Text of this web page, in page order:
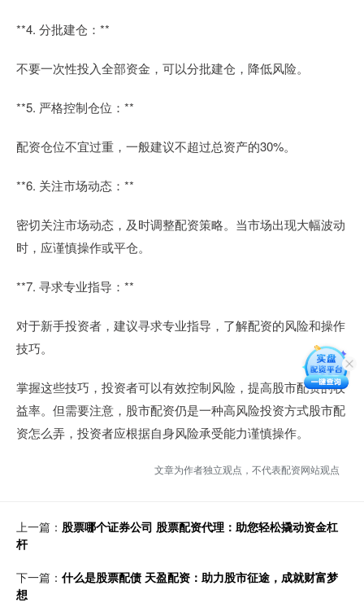
**4. 分批建仓：**
不要一次性投入全部资金，可以分批建仓，降低风险。
**5. 严格控制仓位：**
配资仓位不宜过重，一般建议不超过总资产的30%。
**6. 关注市场动态：**
密切关注市场动态，及时调整配资策略。当市场出现大幅波动
时，应谨慎操作或平仓。
**7. 寻求专业指导：**
对于新手投资者，建议寻求专业指导，了解配资的风险和操作
技巧。
掌握这些技巧，投资者可以有效控制风险，提高股市配资的收
益率。但需要注意，股市配资仍是一种高风险投资方式股市配
资怎么弄，投资者应根据自身风险承受能力谨慎操作。
文章为作者独立观点，不代表配资网站观点
上一篇： 股票哪个证券公司 股票配资代理：助您轻松撬动资金杠
杆
下一篇： 什么是股票配债 天盈配资：助力股市征途，成就财富梦
想